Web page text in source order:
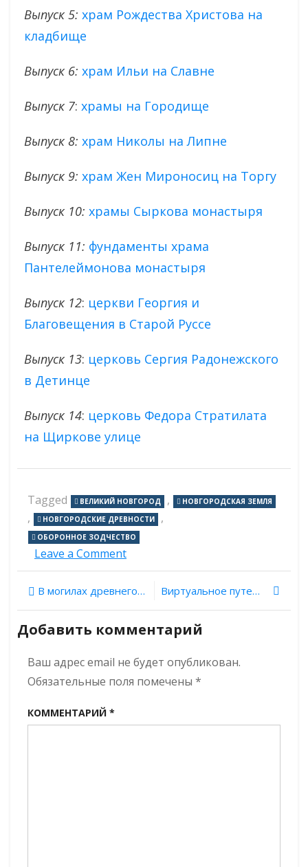
Выпуск 5: храм Рождества Христова на
кладбище
Выпуск 6: храм Ильи на Славне
Выпуск 7: храмы на Городище
Выпуск 8: храм Николы на Липне
Выпуск 9: храм Жен Мироносиц на Торгу
Выпуск 10: храмы Сыркова монастыря
Выпуск 11: фундаменты храма
Пантелеймонова монастыря
Выпуск 12: церкви Георгия и
Благовещения в Старой Руссе
Выпуск 13: церковь Сергия Радонежского
в Детинце
Выпуск 14: церковь Федора Стратилата
на Щиркове улице
Tagged ВЕЛИКИЙ НОВГОРОД , НОВГОРОДСКАЯ ЗЕМЛЯ
, НОВГОРОДСКИЕ ДРЕВНОСТИ ,
ОБОРОННОЕ ЗОДЧЕСТВО
Leave a Commenton
Выпуск
15:
Кокуй
Навигация
по
записям
В могилах древнего Пантикапея обнаружили яйца трех кишечных паразитов Виртуальное путешествие к древним людям высокогорья — Истыкская пещера и грот Шахты в Таджикистане
Добавить комментарий
Ваш адрес email не будет опубликован.
Обязательные поля помечены *
КОММЕНТАРИЙ *